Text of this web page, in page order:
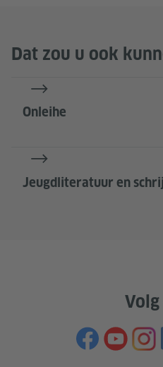
Dat zou u ook
Onleihe
Jeugdliteratuur en
Volg